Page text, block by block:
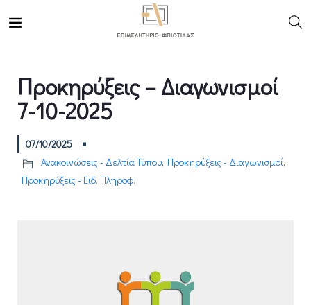
Προκηρύξεις – Διαγωνισμοί
7-10-2025
07/10/2025
Ανακοινώσεις - Δελτία Τύπου, Προκηρύξεις - Διαγωνισμοί,
Προκηρύξεις - Ειδ. Πληροφ.